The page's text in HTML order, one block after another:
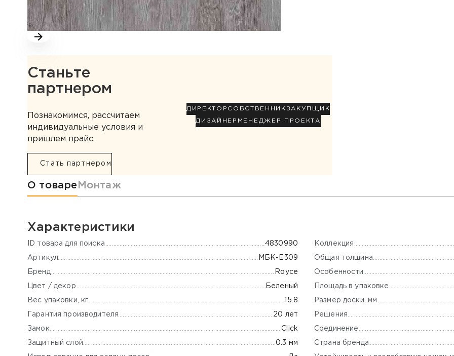
Станьте
партнером
Познакомимся, рассчитаем
индивидуальные условия и
пришлем прайс.
Стать партнером
ДИРЕКТОР СОБСТВЕННИК ЗАКУПЩИК
ДИЗАЙНЕР МЕНЕДЖЕР ПРОЕКТА
Информация о товаре
О товаре Монтаж
Характеристики
ID товара для поиска 4830990
Артикул МБК-Е309
Бренд Royce
Цвет / декор Беленый
Вес упаковки, кг 15.8
Гарантия производителя 20 лет
Замок Click
Защитный слой 0.3 мм
Коллекция
Общая толщина
Особенности
Площадь в упаковке
Размер доски, мм
Решения
Соединение
Страна бренда